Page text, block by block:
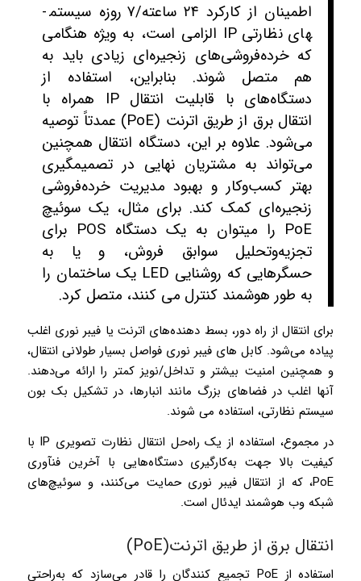
اطمینان از کارکرد ­۲۴ ساعته/۷ روزه سیستم­
های نظارتی IP الزامی است، به‌ ویژه هنگامی
‌که خرده‌فروشی‌های زنجیره‌ای زیادی باید به
هم متصل شوند. بنابراین، استفاده از
دستگاه‌های با قابلیت انتقال IP همراه با
انتقال برق از طریق اترنت (PoE) عمدتاً توصیه
می‌شود. علاوه بر این، دستگاه انتقال همچنین
می‌تواند به مشتریان نهایی در تصمیم­گیری
بهتر کسب‌وکار و بهبود مدیریت خرده‌فروشی
زنجیره‌ای کمک کند. برای ‌مثال، یک سوئیچ
PoE را می­توان به یک دستگاه POS برای
تجزیه‌وتحلیل سوابق فروش، و یا به
حسگرهایی که روشنایی LED یک ساختمان را
به طور هوشمند کنترل می کنند، متصل کرد.
برای انتقال از راه دور، بسط دهنده‌های اترنت یا فیبر نوری اغلب
پیاده می‌شود. کابل های فیبر نوری فواصل بسیار طولانی انتقال،
و همچنین امنیت بیشتر و تداخل/نویز کمتر را ارائه می‌دهند.
آنها اغلب در فضاهای بزرگ مانند انبارها، در تشکیل بک بون
سیستم نظارتی، استفاده می شوند.
در مجموع، استفاده از یک راه‌حل انتقال نظارت تصویری IP با
کیفیت بالا جهت به‌کارگیری دستگاه‌هایی با آخرین فن­آوری
PoE، که از انتقال فیبر نوری حمایت می‌کنند، و سوئیچ‌های
شبکه وب هوشمند ایدئال است.
انتقال برق از طریق اترنت(PoE)
استفاده از PoE تجمیع کنندگان را قادر می‌سازد که به‌راحتی